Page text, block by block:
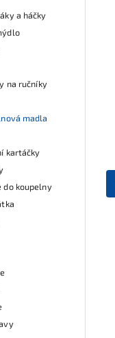
a háčky
na ručníky
madla
kartáčky
do koupelny